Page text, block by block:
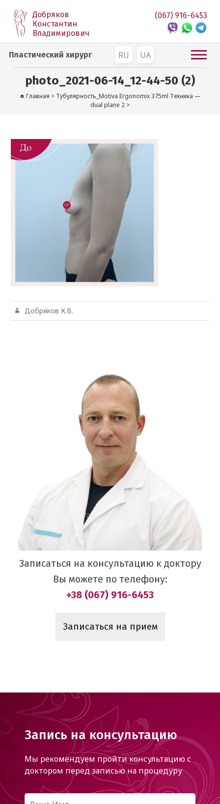
Добряков
Константин
Владимирович
RU UA
(067) 916-6453
Пластический хирург
photo_2021-06-14_12-44-50 (2)
Главная > Тубулярность_Motiva Ergonomix 375ml Техника —
dual plane 2 >
Добряков К.В.
Записаться на консультацию к доктору
Вы можете по телефону:
+38 (067) 916-6453
Записаться на прием
Запись на консультацию
Мы рекомендуем пройти консультацию с
доктором перед записью на процедуру